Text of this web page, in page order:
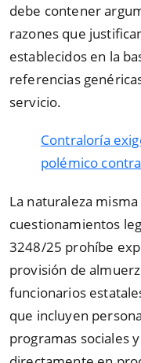
debe contener
razones que
establecidos en la
referencias
servicio.
Contraloría
polémico
La naturaleza
cuestionamientos
3248/25 prohíbe
provisión de
funcionarios
que incluyen
programas sociales